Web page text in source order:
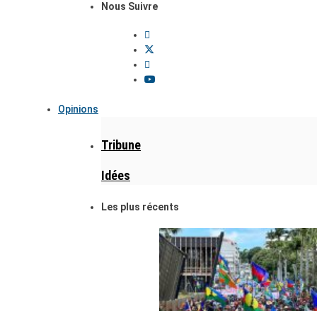
Nous Suivre
Opinions
Tribune
Idées
Les plus récents